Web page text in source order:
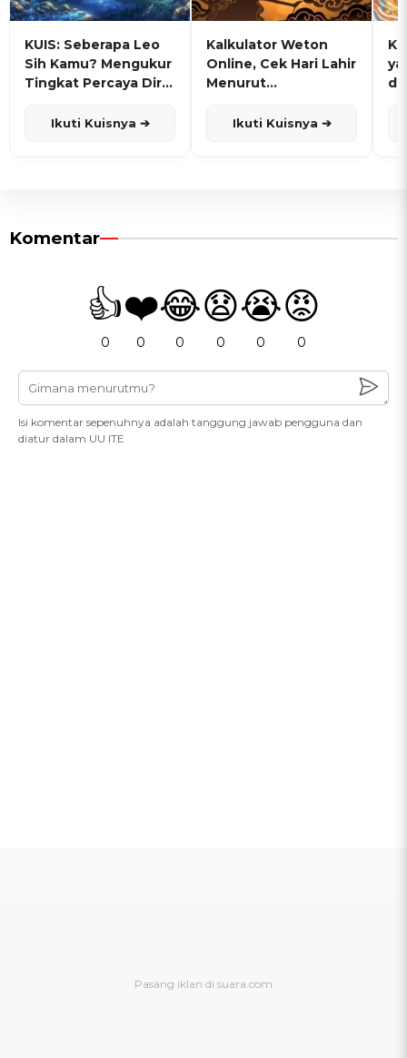
KUIS: Seberapa Leo
Sih Kamu? Mengukur
Tingkat Percaya Diri
Ikuti Kuisnya ➔
Kalkulator Weton
Online, Cek Hari Lahir
Menurut
Ikuti Kuisnya ➔
Komentar
👍
0
❤️
0
😂
0
😧
0
😭
0
😡
0
Isi komentar sepenuhnya adalah tanggung jawab pengguna dan
diatur dalam UU ITE